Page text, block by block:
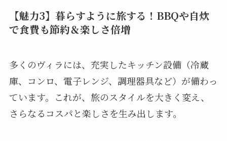
【魅力3】暮らすように旅する！BBQや自炊
で食費も節約＆楽しさ倍増
多くのヴィラには、充実したキッチン設備（冷蔵
庫、コンロ、電子レンジ、調理器具など）が備わっ
ています。これが、旅のスタイルを大きく変え、
さらなるコスパと楽しさを生み出します。